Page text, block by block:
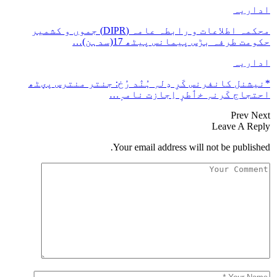
اداریہ
محکمہ اطلاعات و رابطہ عامہ (DIPR) جموں و کشمیر
حکومت طرفہ بڑس پیمانس پیٹھ 17(سدہن)…
اداریہ
*نیشنل کانفرنس کَرِ دِلہِ ہُنٛد رُخ: جنتر منترس پؠٹھ
احتجاج کَرنہِ خٲطرٕ اِجازت نامہٕ…
Prev Next
Leave A Reply
Your email address will not be published.